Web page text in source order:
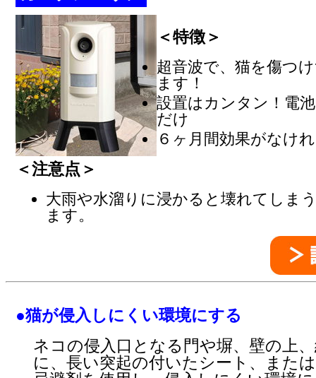
＜特徴＞
超音波で、猫を傷つ
ます！
設置はカンタン！電
だけ
６ヶ月間効果がなけ
＜注意点＞
大雨や水溜りに浸かると壊れてしま
ます。
●猫が侵入しにくい環境にする
ネコの侵入口となる門や塀、壁の上
に、長い突起の付いたシート、また